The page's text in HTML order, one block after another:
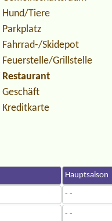
Hund/Tiere
Parkplatz
Fahrrad-/Skidepot
Feuerstelle/Grillstelle
Restaurant
Geschäft
Kreditkarte
Hauptsaison
- -
- -